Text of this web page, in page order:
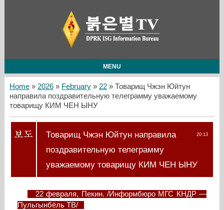
MENU
Home» 2026 » February » 22» Товарищ Чжэн Юйтун
направила поздравительную телеграмму уважаемому
товарищу КИМ ЧЕН ЫНУ
20:13
Товарищ Чжэн Юйтун направила
поздравительную телеграмму
уважаемому товарищу КИМ ЧЕН ЫНУ
22 февраля, Пекин. /Информбюро МГС КНДР —
Пульгынбёль ТВ/